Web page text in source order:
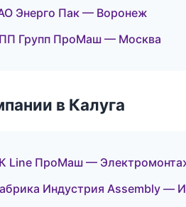
Энерго Пак — Воронеж
Групп ПроМаш — Москва
в Калуга
Line ПроМаш —
Индустрия Assembly —